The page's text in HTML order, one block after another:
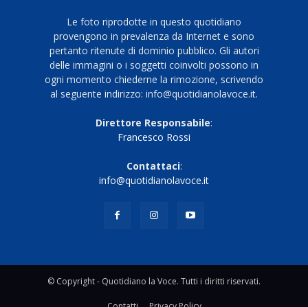
Le foto riprodotte in questo quotidiano
provengono in prevalenza da Internet e sono
pertanto ritenute di dominio pubblico. Gli autori
delle immagini o i soggetti coinvolti possono in
ogni momento chiederne la rimozione, scrivendo
al seguente indirizzo: info@quotidianolavoce.it.
Direttore Responsabile:
Francesco Rossi
Contattaci:
info@quotidianolavoce.it
© Copyright - Quotidiano la Voce. Tutti i diritti riservati.